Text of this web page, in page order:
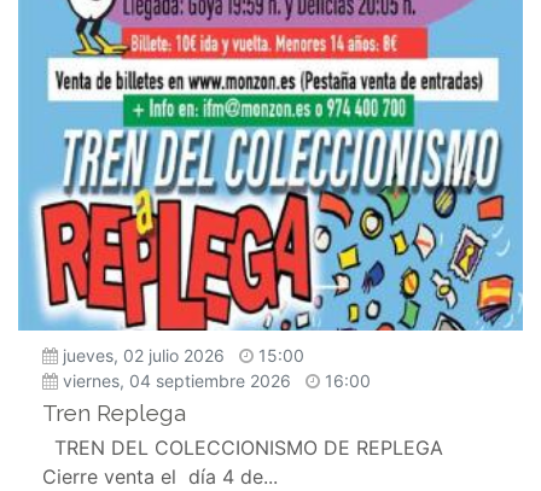
jueves, 02 julio 2026
15:00
viernes, 04 septiembre 2026
16:00
Tren Replega
TREN DEL COLECCIONISMO DE REPLEGA
Cierre venta el día 4 de...